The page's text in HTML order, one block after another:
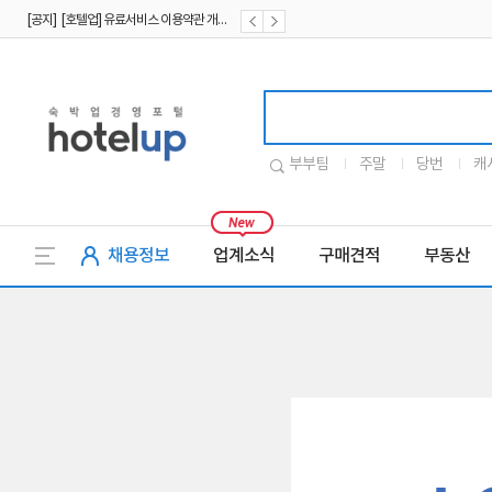
[공지] [호텔업] 유료서비스 이용약관 개정본2 (19.09.02)
부부팀 주말 당번 캐
채용정보 업계소식 구매견적 부동산